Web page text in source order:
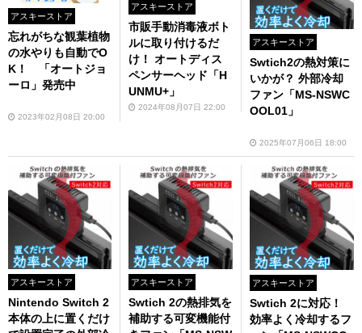
アスキーストア
忘れがちな観葉植物
の水やりも自動でO
K！ 「オートジョ
ーロ」発売中
2023年02月08日 20:00
アスキーストア
市販手動消毒液ボト
ルに取り付けるだ
け！ オートディス
ペンサーヘッド「H
UNMU+」
2024年08月07日 22:00
アスキーストア
Swtich2の熱対策に
いかが？ 外部冷却
ファン「MS-NSWC
OOL01」
2025年07月06日 18:00
アスキーストア
Nintendo Switch 2
本体の上に置くだけ
アスキーストア
Swtich 2の熱排気を
補助する可変機能付
アスキーストア
Swtich 2に対応！
効率よく冷却するフ